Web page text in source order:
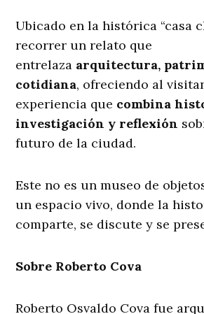
Ubicado en la histórica “casa
recorrer un relato que
entrelaza arquitectura,
cotidiana, ofreciendo al
experiencia que combina
investigación y reflexión
futuro de la ciudad.
Este no es un museo de
un espacio vivo, donde la
comparte, se discute y se
Sobre Roberto Cova
Roberto Osvaldo Cova fue